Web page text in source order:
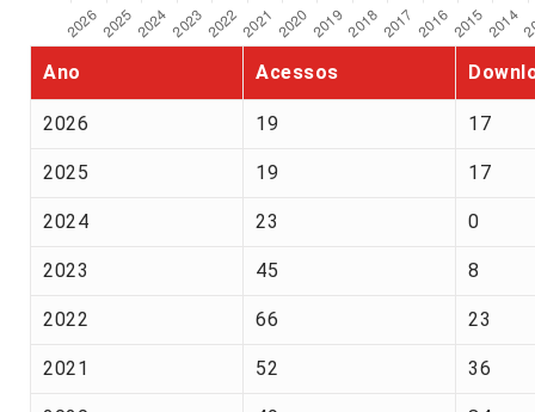
Ano Acessos
2026 19 17
2025 19 17
2024 23 0
2023 45 8
2022 66 23
2021 52 36